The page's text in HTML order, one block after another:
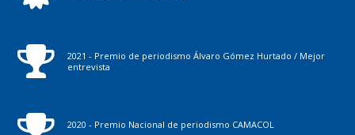
2021 - Premio de periodismo Álvaro Gómez Hurtado / Mejor
entrevista
2020 - Premio Nacional de periodismo CAMACOL